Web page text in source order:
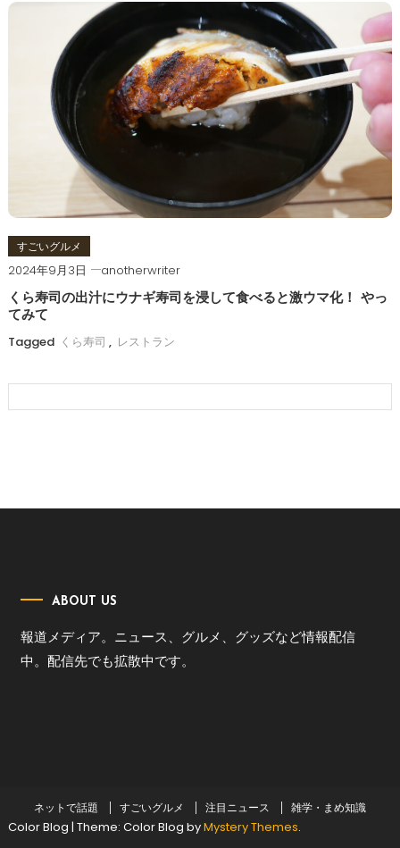
すごいグルメ
2024年9月3日 anotherwriter
くら寿司の出汁にウナギ寿司を浸して食べると激ウマ化！ やっ
てみて
Tagged くら寿司 , レストラン
ABOUT US
報道メディア。ニュース、グルメ、グッズなど情報配信
中。配信先でも拡散中です。
ネットで話題 すごいグルメ 注目ニュース 雑学・まめ知識
Color Blog | Theme: Color Blog byMystery Themes.